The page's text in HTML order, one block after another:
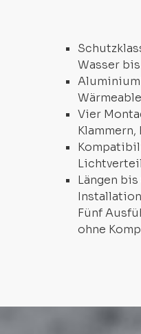
Wasser
Vier
Längen
Fünf
ohne